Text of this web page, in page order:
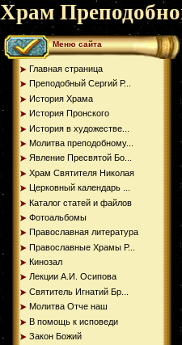
Храм
Меню сайта
Главная страница
Преподобный Сергий Р...
История Храма
История Пронского
История в художестве...
Молитва преподобному...
Явление Пресвятой Бо...
Храм Святителя Николая
Церковный календарь ...
Каталог статей и файлов
Фотоальбомы
Православная литература
Православные Храмы Р...
Кинозал
Лекции А.И. Осипова
Святитель Игнатий Бр...
Молитва Отче наш
В помощь к исповеди
Закон Божий